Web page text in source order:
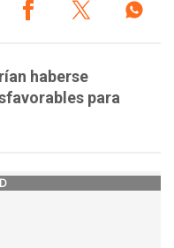
haberse
para